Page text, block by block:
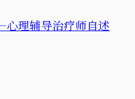
理辅导治疗师自述